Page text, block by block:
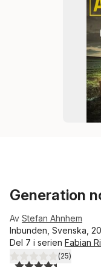
Generation
Av Stefan Ahnhem
Inbunden, Svenska,
Del 7 i serien Fabian
4,4utav 5 stjärnor.
(25)